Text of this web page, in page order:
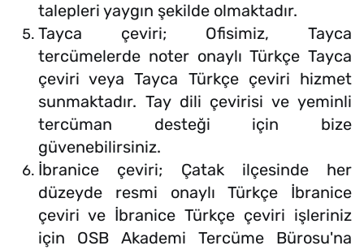
talepleri yaygın şekilde olmaktadır.
Tayca çeviri; Ofisimiz, Tayca
tercümelerde noter onaylı Türkçe Tayca
çeviri veya Tayca Türkçe çeviri hizmet
sunmaktadır. Tay dili çevirisi ve yeminli
tercüman desteği için bize
güvenebilirsiniz.
İbranice çeviri; Çatak ilçesinde her
düzeyde resmi onaylı Türkçe İbranice
çeviri ve İbranice Türkçe çeviri işleriniz
için OSB Akademi Tercüme Bürosu'na